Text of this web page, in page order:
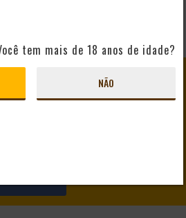
DE DESCONTO
PEDIDO
CADASTRAR
tem mais de 18 anos de idade?
NÃO